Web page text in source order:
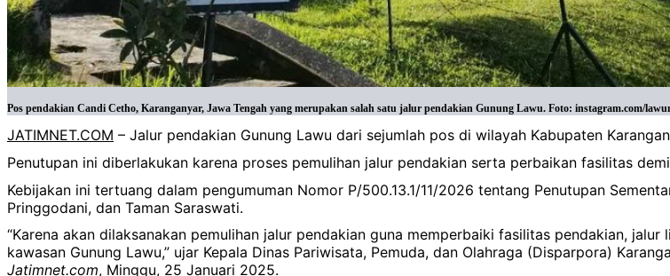
Pos pendakian Candi Cetho, Karanganyar, Jawa Tengah yang merupakan salah satu jalur pendakian Gunung Lawu. Foto: instagram.com/
JATIMNET.COM – Jalur pendakian Gunung Lawu dari sejumlah pos di wilayah Kabupaten
Penutupan ini diberlakukan karena proses pemulihan jalur pendakian serta perbaikan fasilitas
Kebijakan ini tertuang dalam pengumuman Nomor P/500.13.1/11/2026 tentang Penutupan
Pringgodani, dan Taman Saraswati.
“Karena akan dilaksanakan pemulihan jalur pendakian guna memperbaiki fasilitas pendakian,
kawasan Gunung Lawu,” ujar Kepala Dinas Pariwisata, Pemuda, dan Olahraga (Disparpora)
Jatimnet.com, Minggu, 25 Januari 2025.